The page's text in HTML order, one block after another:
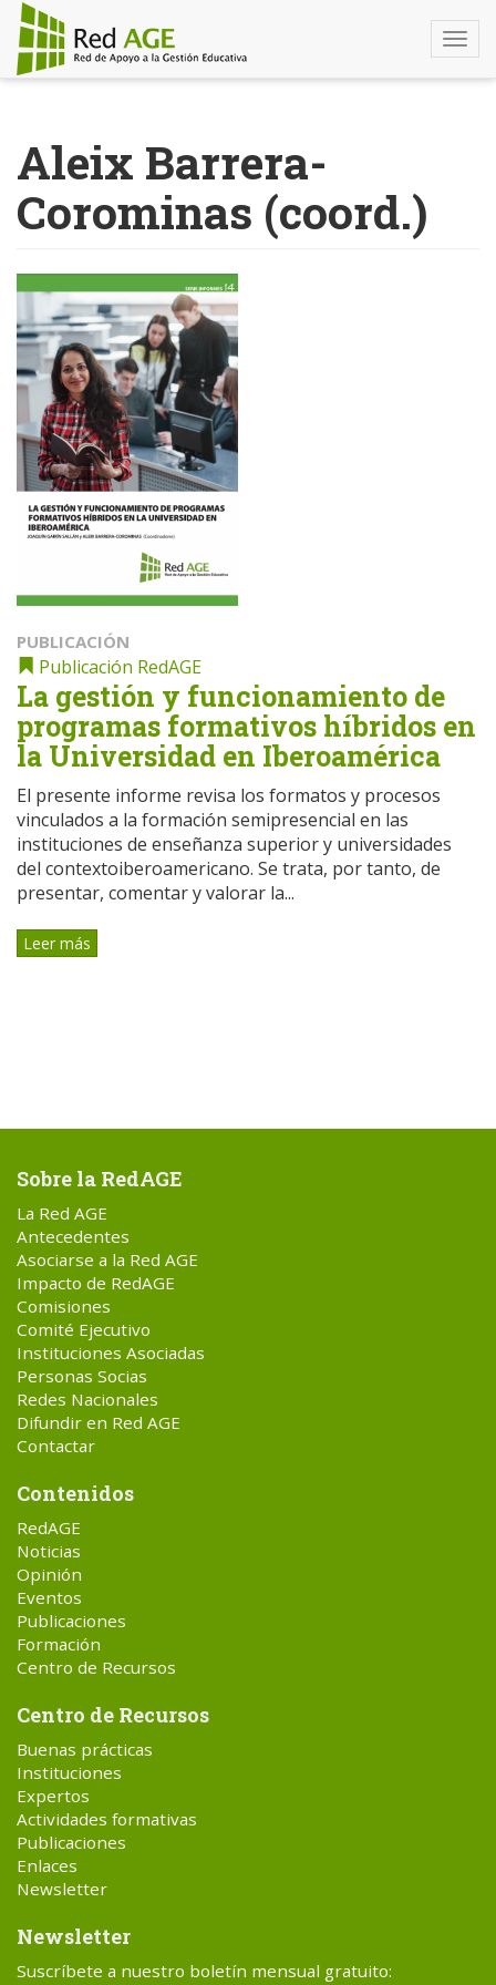
contenido
principal
Aleix Barrera-
Corominas (coord.)
PUBLICACIÓN
Publicación RedAGE
La gestión y funcionamiento de
programas formativos híbridos en
la Universidad en Iberoamérica
El presente informe revisa los formatos y procesos
vinculados a la formación semipresencial en las
instituciones de enseñanza superior y universidades
del contextoiberoamericano. Se trata, por tanto, de
presentar, comentar y valorar la...
Leer más
Sobre la RedAGE
La Red AGE
Antecedentes
Asociarse a la Red AGE
Impacto de RedAGE
Comisiones
Comité Ejecutivo
Instituciones Asociadas
Personas Socias
Redes Nacionales
Difundir en Red AGE
Contactar
Contenidos
RedAGE
Noticias
Opinión
Eventos
Publicaciones
Formación
Centro de Recursos
Centro de Recursos
Buenas prácticas
Instituciones
Expertos
Actividades formativas
Publicaciones
Enlaces
Newsletter
Newsletter
Suscríbete a nuestro boletín mensual gratuito: